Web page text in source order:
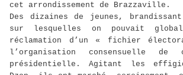
cet arrondissement de Brazzaville.
Des dizaines de jeunes,
sur lesquelles on pouvait
réclamation d’un « fichier
l’organisation consensuelle de
présidentielle. Agitant les